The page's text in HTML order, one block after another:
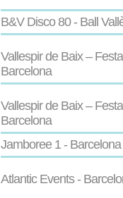
B&V Disco 80 - Ball
Vallespir de Baix –
Barcelona
Vallespir de Baix –
Barcelona
Jamboree 1 - Barcelona
Atlantic Events -